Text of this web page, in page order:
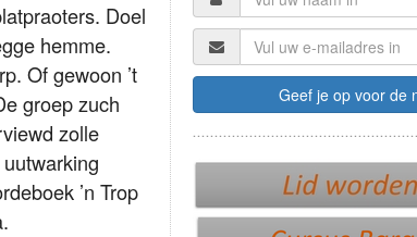
Doel
hemme.
Of gewoon ’t
groep zuch
zolle
’n Trop